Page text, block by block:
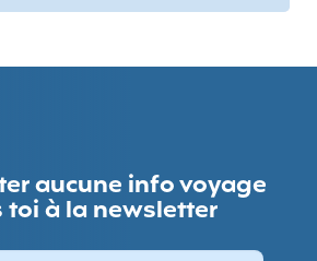
aucune info voyage
toi à la newsletter